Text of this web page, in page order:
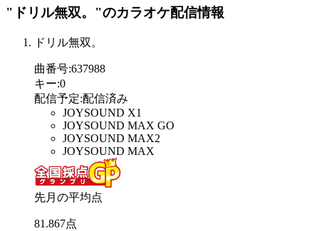
"ドリル無双。"のカラオケ配信情報
ドリル無双。
曲番号:637988
キー:0
配信予定:配信済み
JOYSOUND X1
JOYSOUND MAX GO
JOYSOUND MAX2
JOYSOUND MAX
先月の平均点
81 .867点